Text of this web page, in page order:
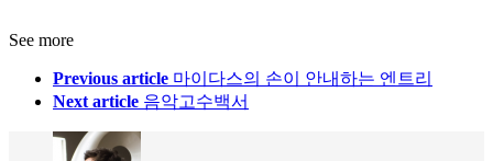
See more
Previous article 마이다스의 손이 안내하는 엔트리
Next article 음악고수백서